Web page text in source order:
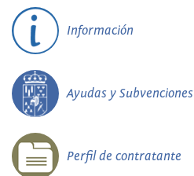
Información
Ayudas y Subvenciones
Perfil de contratante